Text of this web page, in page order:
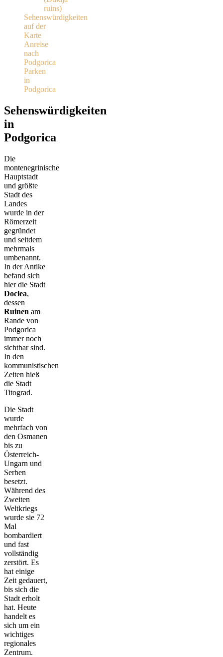
ruins)
Sehenswürdigkeiten
auf der
Karte
Anreise
nach
Podgorica
Parken
in
Podgorica
Sehenswürdigkeiten
in
Podgorica
Die
montenegrinische
Hauptstadt
und größte
Stadt des
Landes
wurde in der
Römerzeit
gegründet
und seitdem
mehrmals
umbenannt.
In der Antike
befand sich
hier die Stadt
Doclea,
dessen
Ruinen am
Rande von
Podgorica
immer noch
sichtbar sind.
In den
kommunistischen
Zeiten hieß
die Stadt
Titograd.
Die Stadt
wurde
mehrfach von
den Osmanen
bis zu
Österreich-
Ungarn und
Serben
besetzt.
Während des
Zweiten
Weltkriegs
wurde sie 72
Mal
bombardiert
und fast
vollständig
zerstört. Es
hat einige
Zeit gedauert,
bis sich die
Stadt erholt
hat. Heute
handelt es
sich um ein
wichtiges
regionales
Zentrum.